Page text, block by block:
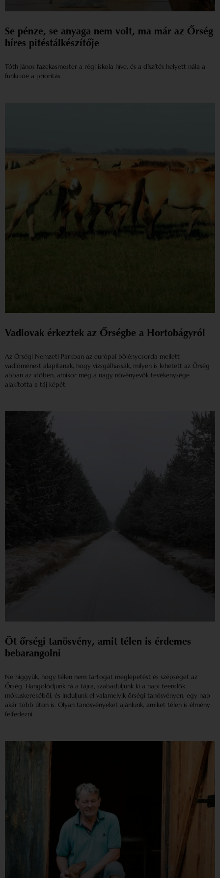
Se pénze, se anyaga nem volt, ma már az Őrség
híres pitéstálkészítője
Tóth János fazekasmester a régi iskola híve, és a díszítés helyett nála a
funkcióé a prioritás.
Vadlovak érkeztek az Őrségbe a Hortobágyról
Az Őrségi Nemzeti Parkban az európai bölénycsorda mellett
vadlóménest alapítanak, hogy vizsgálhassák, milyen is lehetett az Őrség
abban az időben, amikor még a nagy növényevők tevékenysége
alakította a táj képét.
Öt őrségi tanösvény, amit télen is érdemes
bebarangolni
Ne higgyük, hogy télen nem tartogat meglepetést és szépséget az
Őrség. Hangolódjunk rá a tájra, szabaduljunk ki a napi teendők
mókuskerekéből, és induljunk el valamelyik őrségi tanösvényen, egy nap
akár több úton is. Olyan tanösvényeket ajánlunk, amiket télen is élmény
felfedezni.